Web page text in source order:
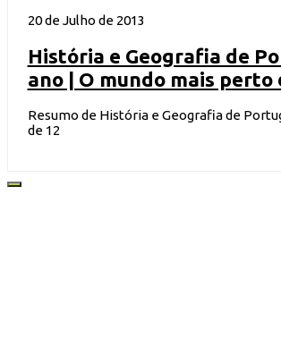
20 de Julho de 2013
História e Geografia de
ano | O mundo mais perto
Resumo de História e Geografia de
de 12